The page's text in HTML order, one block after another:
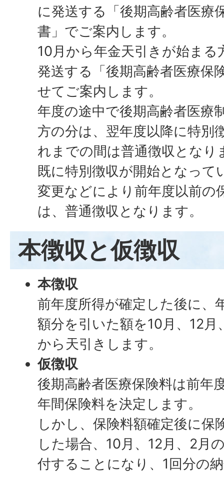
に発送する「後期高齢者医療
書」でご案内します。
10月から年金天引きが始まる
発送する「後期高齢者医療保
せてご案内します。
年度の途中で後期高齢者医療
方の分は、翌年度以降に特別
れまでの間は普通徴収となり
既に特別徴収が開始となって
変更などにより前年度以前の
は、普通徴収となります。
本徴収と仮徴収
本徴収
前年度所得が確定した後に、
額分を引いた額を10月、12
から天引きします。
仮徴収
後期高齢者医療保険料は前年
年間保険料を決定します。
しかし、保険料額確定後に保
した場合、10月、12月、2月
付することになり、1回分の